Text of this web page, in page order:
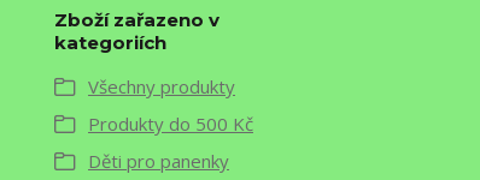
Zboží zařazeno v
kategoriích
Všechny produkty
Produkty do 500 Kč
Děti pro panenky